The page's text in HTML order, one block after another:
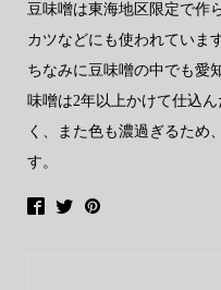
豆味噌は東海地区限定で作
カツなどにも使われています
ちなみに豆味噌の中でも愛
味噌は2年以上かけて仕込
く、また色も濃過ぎるため
す。